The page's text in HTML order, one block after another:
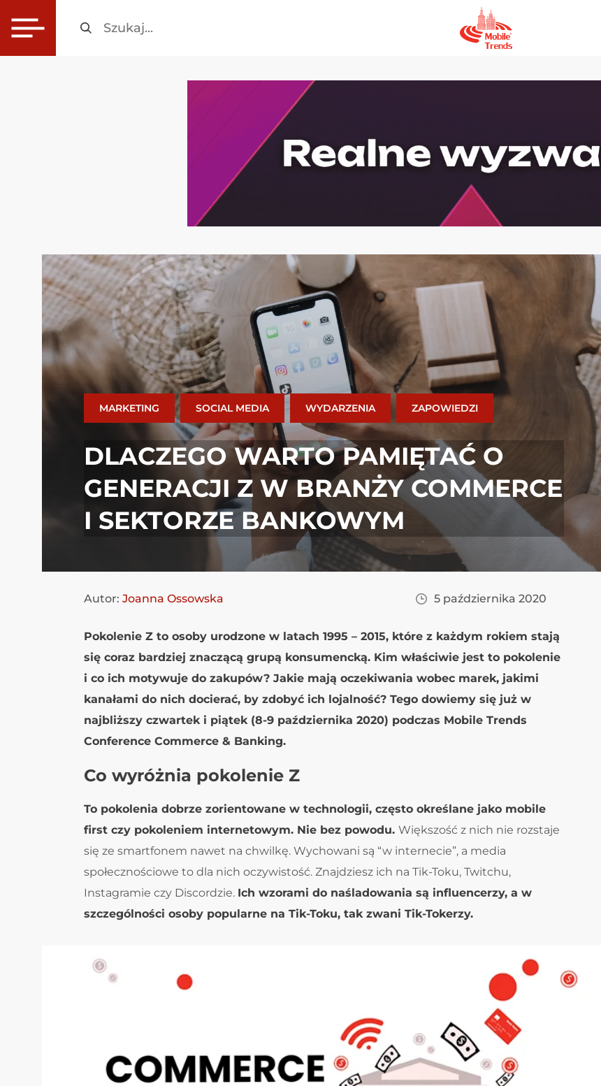
Szukaj
MARKETING SOCIAL MEDIA WYDARZENIA ZAPOWIEDZI
DLACZEGO WARTO PAMIĘTAĆ O
GENERACJI Z W BRANŻY COMMERCE
I SEKTORZE BANKOWYM
Autor: Joanna Ossowska 5 października 2020
Pokolenie Z to osoby urodzone w latach 1995 – 2015, które z każdym rokiem stają
się coraz bardziej znaczącą grupą konsumencką. Kim właściwie jest to pokolenie
i co ich motywuje do zakupów? Jakie mają oczekiwania wobec marek, jakimi
kanałami do nich docierać, by zdobyć ich lojalność? Tego dowiemy się już w
najbliższy czwartek i piątek (8-9 października 2020) podczas Mobile Trends
Conference Commerce & Banking.
Co wyróżnia pokolenie Z
To pokolenia dobrze zorientowane w technologii, często określane jako mobile
first czy pokoleniem internetowym. Nie bez powodu. Większość z nich nie rozstaje
się ze smartfonem nawet na chwilkę. Wychowani są “w internecie”, a media
społecznościowe to dla nich oczywistość. Znajdziesz ich na Tik-Toku, Twitchu,
Instagramie czy Discordzie. Ich wzorami do naśladowania są influencerzy, a w
szczególności osoby popularne na Tik-Toku, tak zwani Tik-Tokerzy.